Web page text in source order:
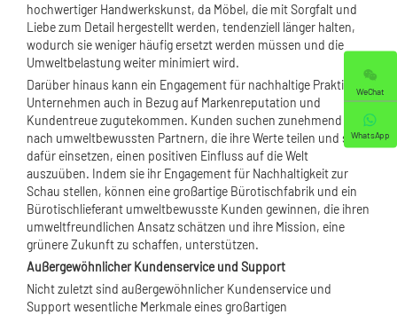
hochwertiger Handwerkskunst, da Möbel, die mit Sorgfalt und
Liebe zum Detail hergestellt werden, tendenziell länger halten,
wodurch sie weniger häufig ersetzt werden müssen und die
Umweltbelastung weiter minimiert wird.
Darüber hinaus kann ein Engagement für nachhaltige Praktiken
Unternehmen auch in Bezug auf Markenreputation und
Kundentreue zugutekommen. Kunden suchen zunehmend
nach umweltbewussten Partnern, die ihre Werte teilen und sich
dafür einsetzen, einen positiven Einfluss auf die Welt
auszuüben. Indem sie ihr Engagement für Nachhaltigkeit zur
Schau stellen, können eine großartige Bürotischfabrik und ein
Bürotischlieferant umweltbewusste Kunden gewinnen, die ihren
umweltfreundlichen Ansatz schätzen und ihre Mission, eine
grünere Zukunft zu schaffen, unterstützen.
Außergewöhnlicher Kundenservice und Support
Nicht zuletzt sind außergewöhnlicher Kundenservice und
Support wesentliche Merkmale eines großartigen
WeChat
WhatsApp